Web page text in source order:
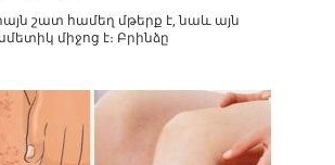
շատ համեղ մթերք է, նաև այն
միջոց է։ Բրինձը